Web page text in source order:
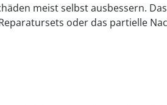
meist selbst ausbessern.
oder das partielle